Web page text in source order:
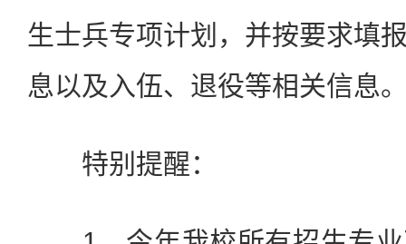
生士兵专项计划，并按要求填
息以及入伍、退役等相关信息
特别提醒：